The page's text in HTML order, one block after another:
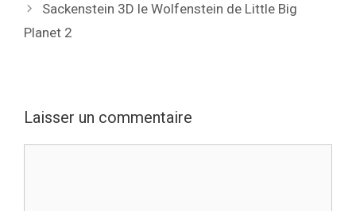
Sackenstein 3D le Wolfenstein de Little Big
Planet 2
Laisser un commentaire